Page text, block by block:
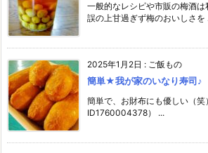
一般的なレシピや市販の梅酒
誤の上甘過ぎず梅のおいしさを
2025年1月2日 : ご飯もの
簡単★我が家のいなり寿司♪
簡単で、お財布にも優しい（
ID1760004378） ...